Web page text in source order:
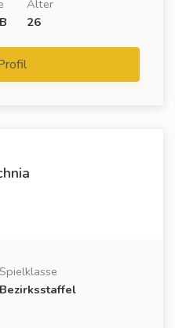
Alter
26
Spielklasse
Bezirksstaffel